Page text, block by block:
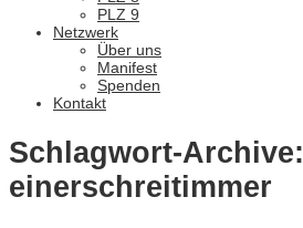
PLZ 9
Netzwerk
Über uns
Manifest
Spenden
Kontakt
Schlagwort-Archive:
einerschreitimmer